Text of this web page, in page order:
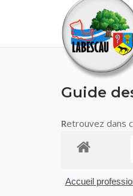
Guide
Retrouvez dans
Accueil